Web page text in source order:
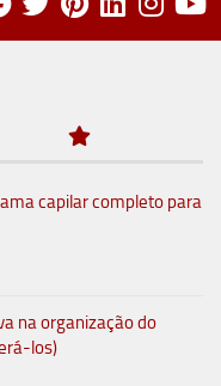
capilar completo para
na organização do
los)